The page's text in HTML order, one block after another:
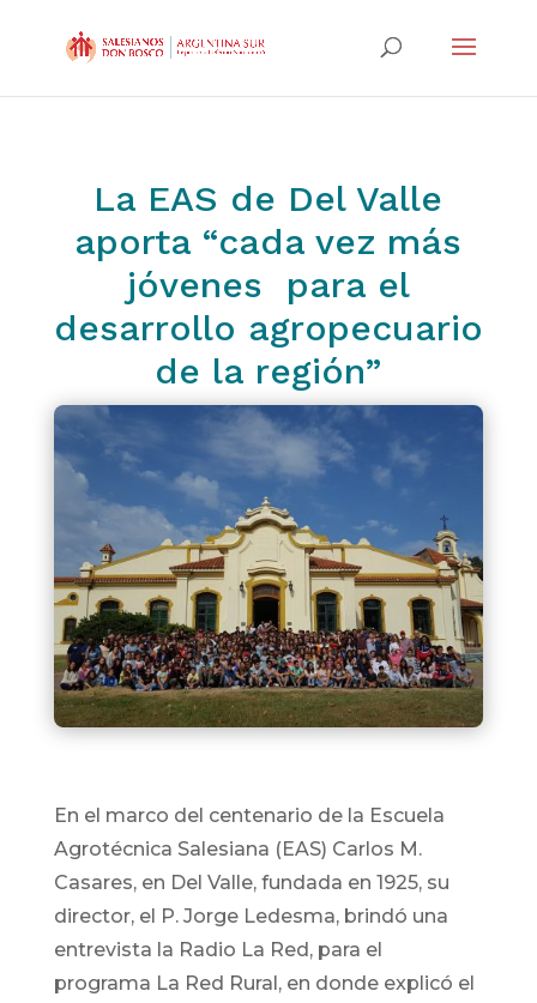
La EAS de Del Valle
aporta “cada vez más
jóvenes para el
desarrollo agropecuario
de la región”
En el marco del centenario de la Escuela
Agrotécnica Salesiana (EAS) Carlos M.
Casares, en Del Valle, fundada en 1925, su
director, el P. Jorge Ledesma, brindó una
entrevista la Radio La Red, para el
programa La Red Rural, en donde explicó el